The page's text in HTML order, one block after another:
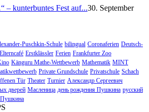
– kunterbuntes Fest auf...30. September
Puschkin-Schule bilingual Coronaferien Deutsch-
Elterncafé Erstklässler Ferien Frankfurter Zoo
Känguru Mathe-Wettbewerb Mathematik MINT
Private Grundschule Privatschule Schach
Tür Theater Turnier Александр Сергеевич
дверей Масленица день рождения Пушкина русский